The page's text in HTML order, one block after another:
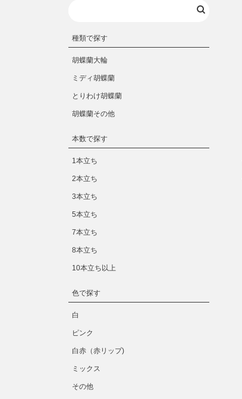
種類で探す
胡蝶蘭大輪
ミディ胡蝶蘭
とりわけ胡蝶蘭
胡蝶蘭その他
本数で探す
1本立ち
2本立ち
3本立ち
5本立ち
7本立ち
8本立ち
10本立ち以上
色で探す
白
ピンク
白赤（赤リップ)
ミックス
その他